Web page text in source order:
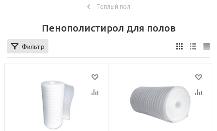
Теплый пол
Пенополистирол для полов
Фильтр